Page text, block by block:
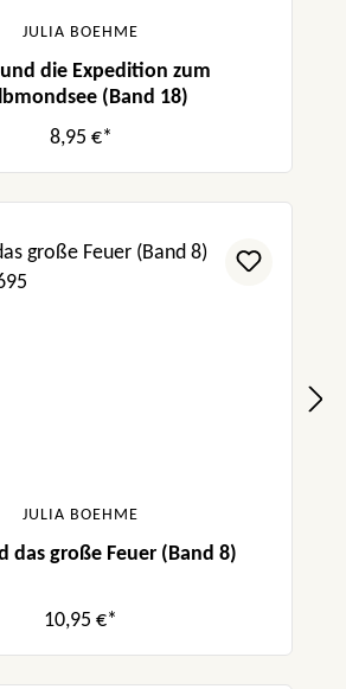
JULIA BOEHME
die Expedition zum
(Band 18)
8,95 €*
JULIA BOEHME
das große Feuer (Band 8)
10,95 €*